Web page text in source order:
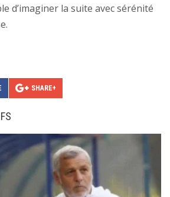
d’imaginer la suite avec sérénité
SHARE+